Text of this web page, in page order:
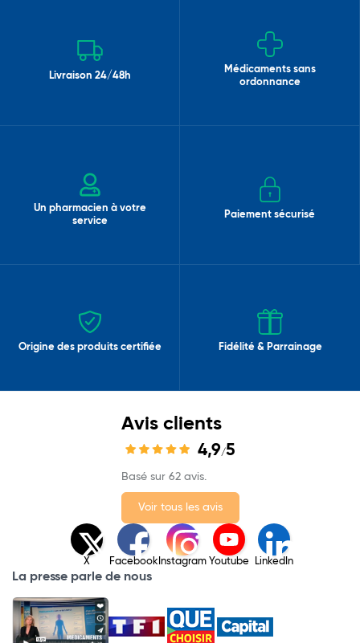
Livraison 24/48h
Médicaments sans
ordonnance
Un pharmacien à votre
service
Paiement sécurisé
Origine des produits certifiée Fidélité & Parrainage
Avis clients
4,9/5
Basé sur 62 avis.
Voir tous les avis
X Facebook Instagram Youtube LinkedIn
La presse parle de nous